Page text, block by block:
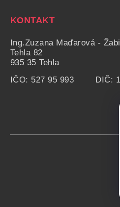
KONTAKT
Ing.Zuzana Maďarová -
Tehla 82
935 35 Tehla
IČO: 527 95 993 DIČ: